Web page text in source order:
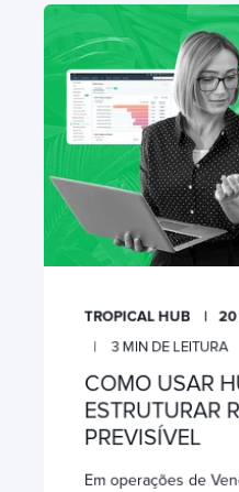
TROPICAL HUB
20
3MIN DE LEITURA
COMO USAR
ESTRUTURAR
PREVISÍVEL
Em operações de